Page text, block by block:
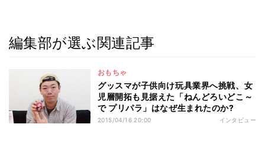
編集部が選ぶ関連記事
おもちゃ
グッスマが子供向け玩具業界へ挑戦、女
児層開拓も見据えた「ねんどろいどこ～
で プリパラ」はなぜ生まれたのか?
2015/04/16 20:00 インタビュー